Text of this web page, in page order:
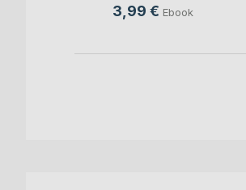
3,99 € Ebook